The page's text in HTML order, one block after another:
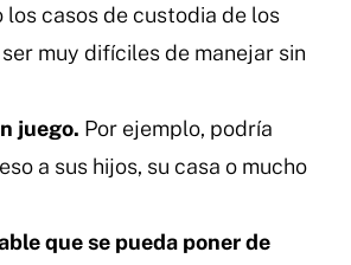
los casos de custodia de los
muy difíciles de manejar sin
juego. Por ejemplo, podría
a sus hijos, su casa o mucho
que se pueda poner de